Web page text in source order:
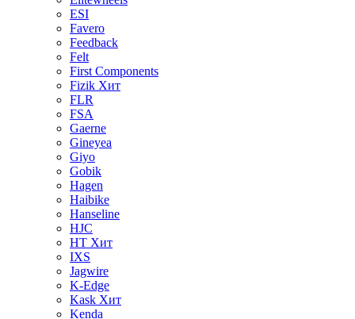
ESI
Favero
Feedback
Felt
First Components
Fizik Хит
FLR
FSA
Gaerne
Gineyea
Giyo
Gobik
Hagen
Haibike
Hanseline
HJC
HT Хит
IXS
Jagwire
K-Edge
Kask Хит
Kenda